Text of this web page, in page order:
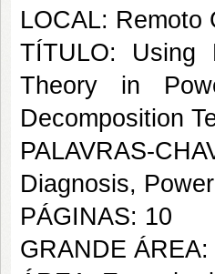
LOCAL: Remoto
TÍTULO: Using
Theory in
Decomposition
PALAVRAS-
Diagnosis,
PÁGINAS: 10
GRANDE